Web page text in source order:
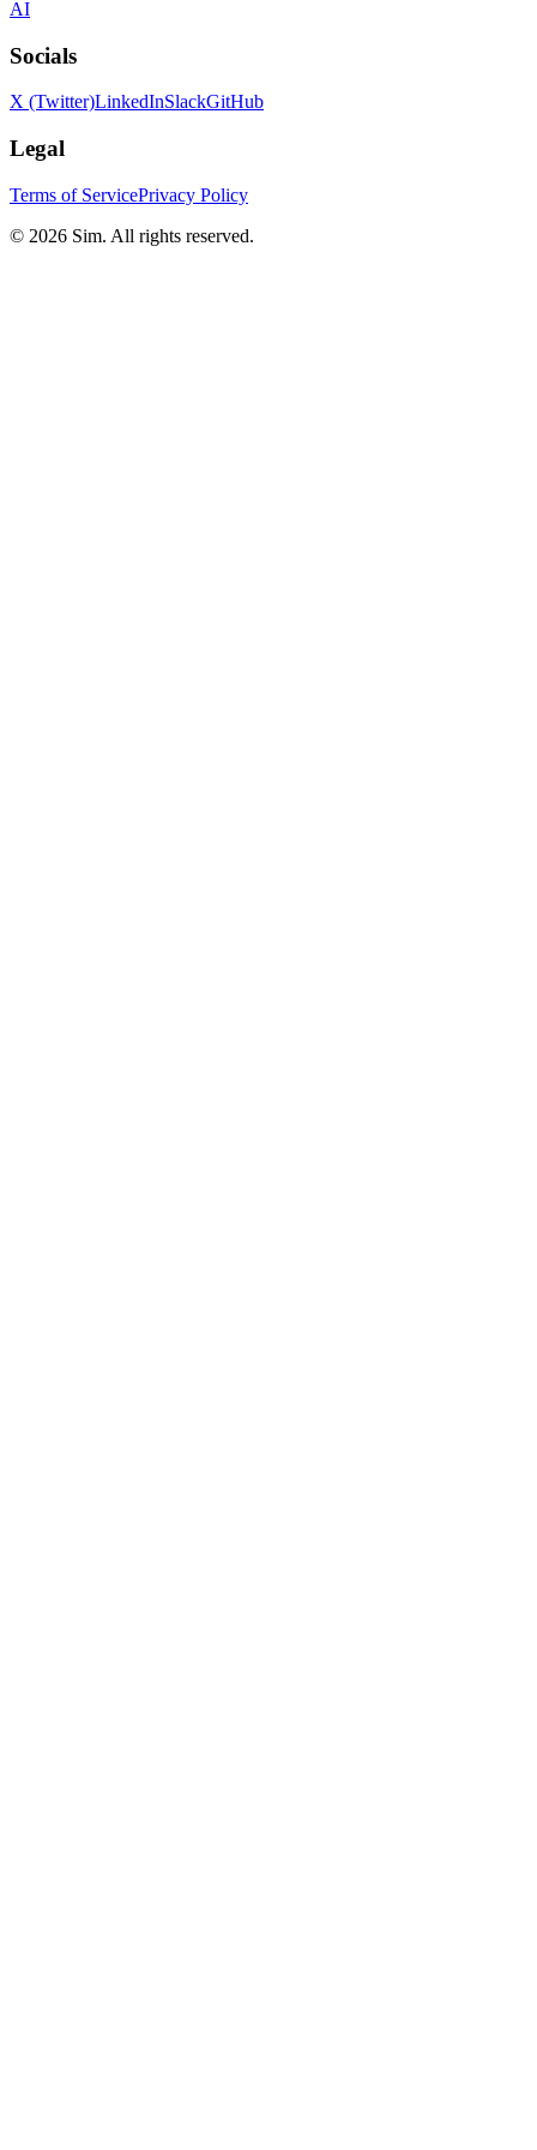
AI
Socials
X (Twitter)LinkedInSlackGitHub
Legal
Terms of ServicePrivacy Policy
© 2026 Sim. All rights reserved.